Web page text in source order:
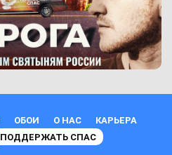
ОБОИ О НАС
КАРЬЕРА
ПОДДЕРЖАТЬ СПАС